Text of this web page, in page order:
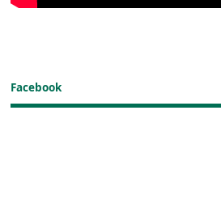
Facebook